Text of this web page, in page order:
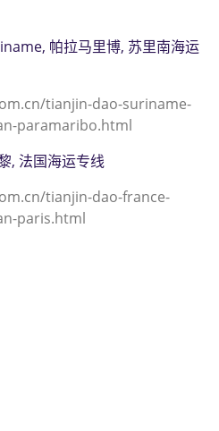
帕拉马里博, 苏里南海运
tianjin-dao-suriname-
paramaribo.html
, 法国海运专线
tianjin-dao-france-
paris.html